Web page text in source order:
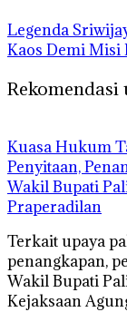
Legenda
Kaos Demi Misi
‎Kuasa Hukum
Penyitaan,
Wakil Bupati
Praperadilan
Terkait upaya
penangkapan,
Wakil Bupati
Kejaksaan